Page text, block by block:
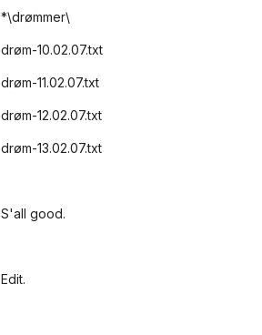
*\drømmer\
drøm-10.02.07.txt
drøm-11.02.07.txt
drøm-12.02.07.txt
drøm-13.02.07.txt
S'all good.
Edit.